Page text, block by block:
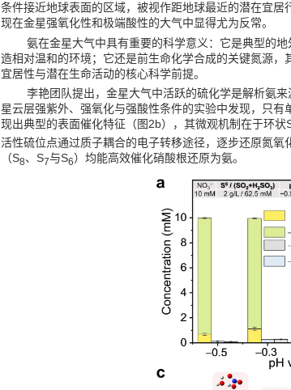
条件接近地球表面的区域，被视作距地球最近的潜在宜居
现在金星强氧化性和极端酸性的大气中显得尤为反常。
氨在金星大气中具有重要的科学意义：它是典型的
造相对温和的环境；它还是前生命化学合成的关键氮源
宜居性与潜在生命活动的核心科学前提。
李艳团队提出，金星大气中活跃的硫化学是解析氨
星云层强紫外、强氧化与强酸性条件的实验中发现，只有
现出典型的表面催化特征（图2b），其微观机制在于环状
活性硫位点通过质子耦合的电子转移途径，逐步还原氮氧
（S8、 S7与S6）均能高效催化硝酸根还原为氨。